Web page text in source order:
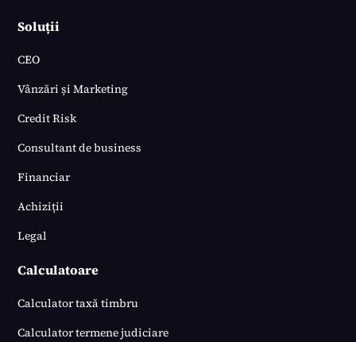
Soluții
CEO
Vânzări și Marketing
Credit Risk
Consultant de business
Financiar
Achiziții
Legal
Calculatoare
Calculator taxă timbru
Calculator termene judiciare